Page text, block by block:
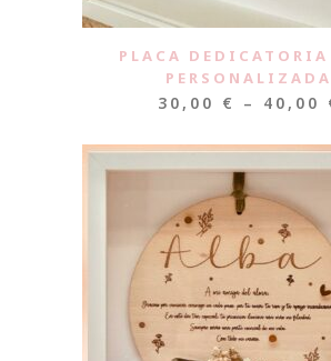
PLACA DEDICATORIA
PERSONALIZADA
30,00 € – 40,00